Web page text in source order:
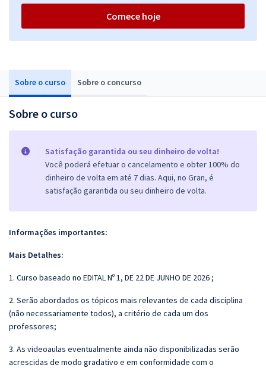
Sobre o curso Sobre o concurso
Sobre o curso
Satisfação garantida ou seu dinheiro de volta!
Você poderá efetuar o cancelamento e obter 100% do
dinheiro de volta em até 7 dias. Aqui, no Gran, é
satisfação garantida ou seu dinheiro de volta.
Informações importantes:
Mais Detalhes:
1. Curso baseado no EDITAL Nº 1, DE 22 DE JUNHO DE 2026 ;
2. Serão abordados os tópicos mais relevantes de cada disciplina
(não necessariamente todos), a critério de cada um dos
professores;
3. As videoaulas eventualmente ainda não disponibilizadas serão
acrescidas de modo gradativo e em conformidade com o
Comece hoje